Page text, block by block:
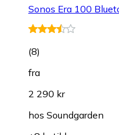
Sonos Era 100
(8)
fra
2 290 kr
hos Soundgarden